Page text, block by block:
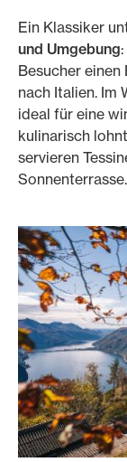
Ein Klassiker
und Umgebung
Besucher
nach Italien. Im
ideal für eine
kulinarisch
servieren
Sonnenterrasse.